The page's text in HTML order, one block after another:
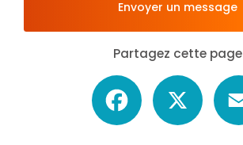
Envoyer un message
Partagez cette page
Facebook